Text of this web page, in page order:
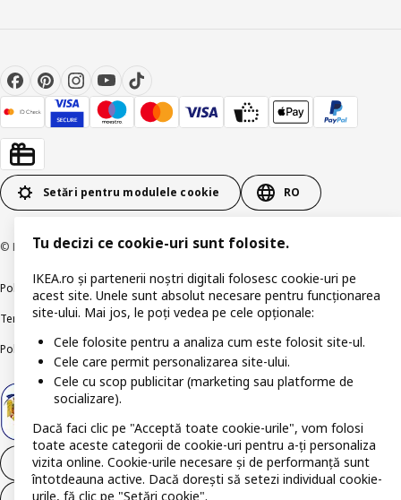
Setări pentru modulele cookie RO
© Inter IKEA Systems B.V 1999-2026
Politica de confidențialitatePolitica companiei IKEA privind modulele cookie
Termeni și CondițiiInformații despre IKEA Romania
Politica de publicare responsabilăAccesibilitatea digitală
Retrage-te din contract
Tu decizi ce cookie-uri sunt folosite.
IKEA.ro și partenerii noștri digitali folosesc cookie-uri pe
acest site. Unele sunt absolut necesare pentru funcționarea
site-ului. Mai jos, le poți vedea pe cele opționale:
Cele folosite pentru a analiza cum este folosit site-ul.
Cele care permit personalizarea site-ului.
Cele cu scop publicitar (marketing sau platforme de
socializare).
Dacă faci clic pe "Acceptă toate cookie-urile", vom folosi
toate aceste categorii de cookie-uri pentru a-ți personaliza
vizita online. Cookie-urile necesare și de performanță sunt
întotdeauna active. Dacă dorești să setezi individual cookie-
urile, fă clic pe "Setări cookie".